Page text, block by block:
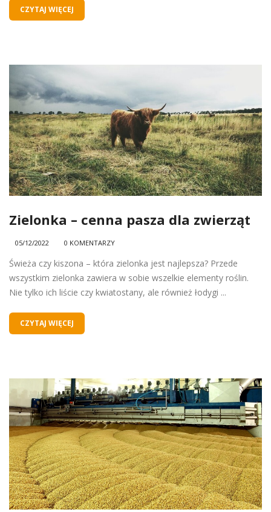
CZYTAJ WIĘCEJ
Zielonka – cenna pasza dla zwierząt
05/12/2022 0 KOMENTARZY
Świeża czy kiszona – która zielonka jest najlepsza? Przede
wszystkim zielonka zawiera w sobie wszelkie elementy roślin.
Nie tylko ich liście czy kwiatostany, ale również łodygi ...
CZYTAJ WIĘCEJ